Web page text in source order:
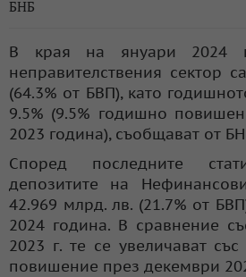
БНБ
В края на януари 2024
неправителствения сектор
(64.3% от БВП), като
9.5% (9.5% годишно
2023 година), съобщават от
Според последните
депозитите на
42.969 млрд. лв. (21.7% от
2024 година. В сравнение
2023 г. те се увеличават
повишение през декември